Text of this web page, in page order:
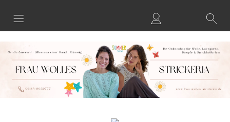
Anmelden